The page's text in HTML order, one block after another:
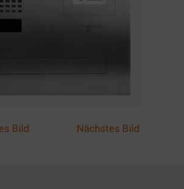
Bild Nächstes Bild